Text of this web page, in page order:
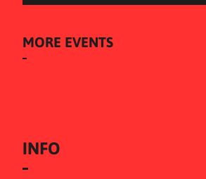
MORE EVENTS
INFO